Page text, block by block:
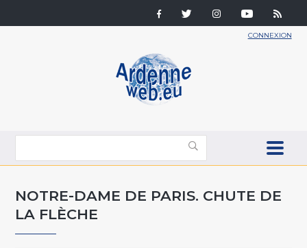
CONNEXION
NOTRE-DAME DE PARIS. CHUTE DE
LA FLÈCHE